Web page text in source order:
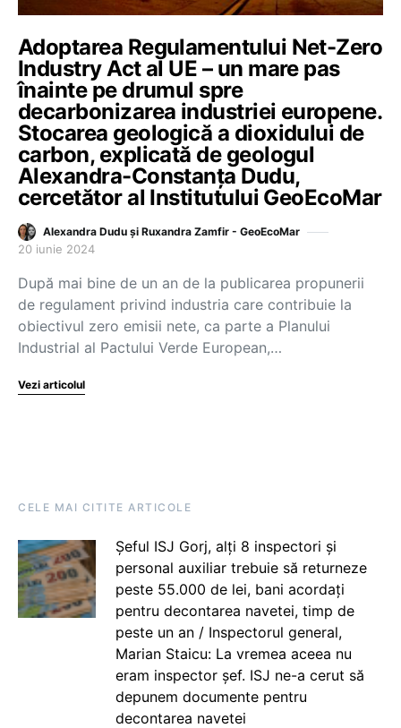
Adoptarea Regulamentului Net-Zero
Industry Act al UE – un mare pas
înainte pe drumul spre
decarbonizarea industriei europene.
Stocarea geologică a dioxidului de
carbon, explicată de geologul
Alexandra-Constanța Dudu,
cercetător al Institutului GeoEcoMar
Alexandra Dudu și Ruxandra Zamfir - GeoEcoMar
20 iunie 2024
După mai bine de un an de la publicarea propunerii
de regulament privind industria care contribuie la
obiectivul zero emisii nete, ca parte a Planului
Industrial al Pactului Verde European,…
Vezi articolul
CELE MAI CITITE ARTICOLE
Șeful ISJ Gorj, alți 8 inspectori și
personal auxiliar trebuie să returneze
peste 55.000 de lei, bani acordați
pentru decontarea navetei, timp de
peste un an / Inspectorul general,
Marian Staicu: La vremea aceea nu
eram inspector șef. ISJ ne-a cerut să
depunem documente pentru
decontarea navetei